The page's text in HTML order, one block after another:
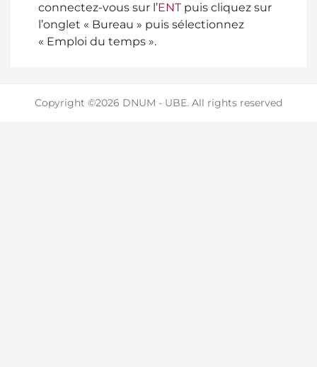
connectez-vous sur l’ENTpuis cliquez sur
l’onglet « Bureau » puis sélectionnez
« Emploi du temps ».
Copyright ©2026 DNUM - UBE. All rights reserved